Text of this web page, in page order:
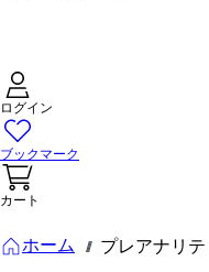
ログイン
ブックマーク
カート
ホーム /// プレアナリテ